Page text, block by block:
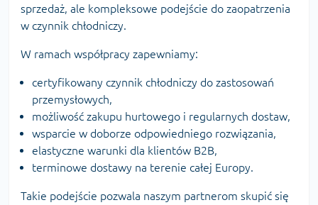
sprzedaż, ale kompleksowe podejście do zaopatrzenia
w czynnik chłodniczy.
W ramach współpracy zapewniamy:
certyfikowany czynnik chłodniczy do zastosowań
przemysłowych,
możliwość zakupu hurtowego i regularnych dostaw,
wsparcie w doborze odpowiedniego rozwiązania,
elastyczne warunki dla klientów B2B,
terminowe dostawy na terenie całej Europy.
Takie podejście pozwala naszym partnerom skupić się